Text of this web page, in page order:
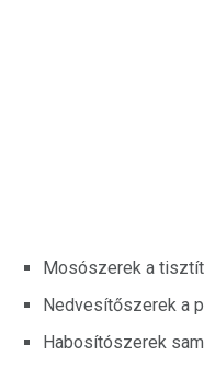
Mosószerek a
Nedvesítőszerek a
Habosítószerek